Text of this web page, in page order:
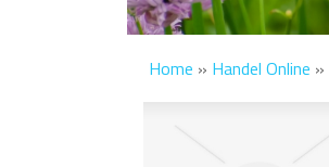
Home » Handel Online »